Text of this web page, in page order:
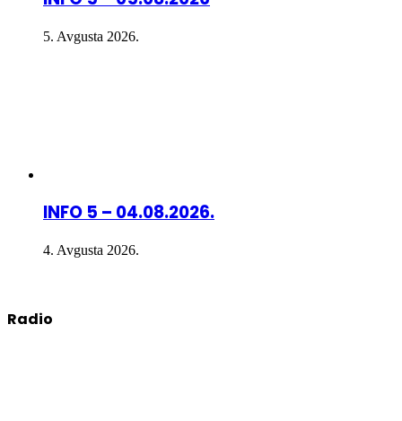
5. Avgusta 2026.
INFO 5 – 04.08.2026.
4. Avgusta 2026.
Radio